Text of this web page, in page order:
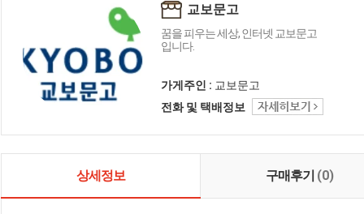
교보문고
꿈을 피우는 세상, 인터넷 교보문고
입니다.
가게주인 : 교보문고
전화 및 택배정보
상세정보 구매후기 (0)